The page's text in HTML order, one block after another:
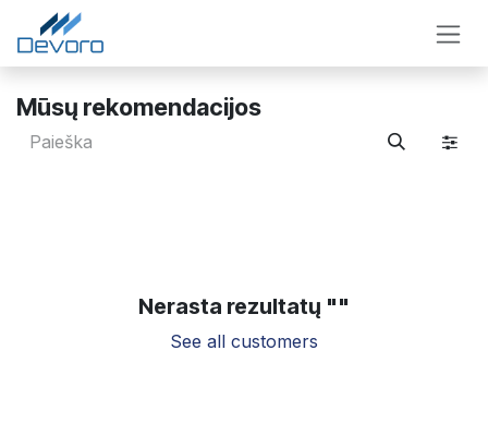
Skip to Content
Mūsų rekomendacijos
Nerasta rezultatų ""
See all customers